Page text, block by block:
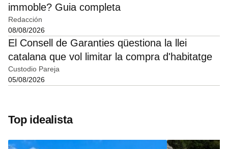
immoble? Guia completa
Redacción
08/08/2026
El Consell de Garanties qüestiona la llei
catalana que vol limitar la compra d'habitatge
Custodio Pareja
05/08/2026
Top idealista